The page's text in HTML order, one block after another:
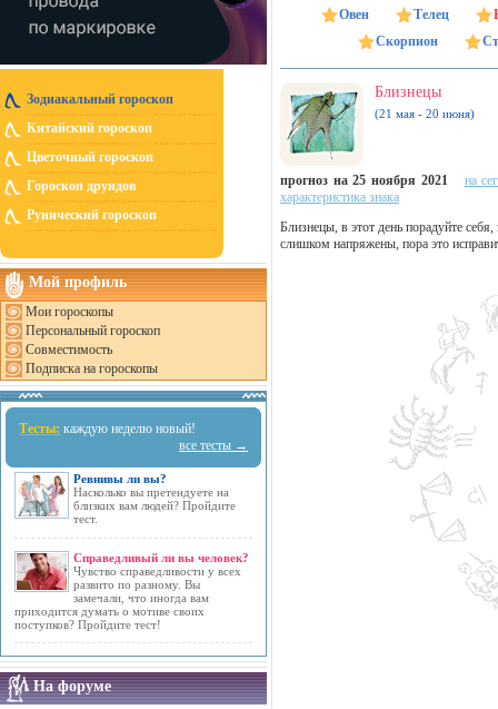
Зодиакальный гороскоп
Китайский гороскоп
Цветочный гороскоп
Гороскоп друидов
Рунический гороскоп
Мой профиль
Мои гороскопы
Персональный гороскоп
Совместимость
Подписка на гороскопы
Тесты: каждую неделю новый!
все тесты →
Ревнивы ли вы?
Насколько вы претендуете на
близких вам людей? Пройдите
тест.
Справедливый ли вы человек?
Чувство справедливости у всех
развито по разному. Вы
замечали, что иногда вам
приходится думать о мотиве своих
поступков? Пройдите тест!
На форуме
Овен Телец
Скорпион
Близнецы
(21 мая - 20 июня)
прогноз на 25 ноября 2021
на
характеристика знака
Близнецы, в этот день порадуйте
слишком напряжены, пора это